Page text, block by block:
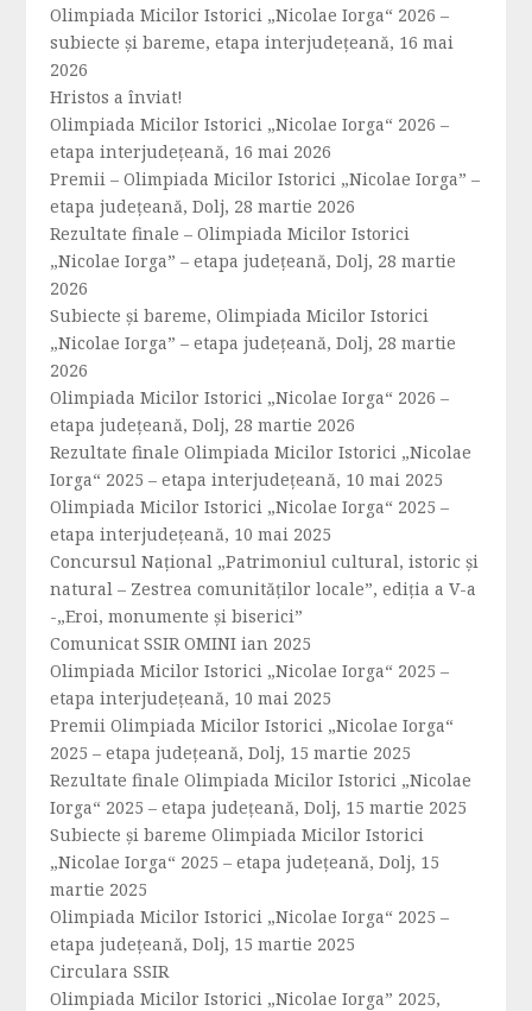
Olimpiada Micilor Istorici „Nicolae Iorga“ 2026 –
subiecte și bareme, etapa interjudețeană, 16 mai
2026
Hristos a înviat!
Olimpiada Micilor Istorici „Nicolae Iorga“ 2026 –
etapa interjudețeană, 16 mai 2026
Premii – Olimpiada Micilor Istorici „Nicolae Iorga” –
etapa județeană, Dolj, 28 martie 2026
Rezultate finale – Olimpiada Micilor Istorici
„Nicolae Iorga” – etapa județeană, Dolj, 28 martie
2026
Subiecte și bareme, Olimpiada Micilor Istorici
„Nicolae Iorga” – etapa județeană, Dolj, 28 martie
2026
Olimpiada Micilor Istorici „Nicolae Iorga“ 2026 –
etapa județeană, Dolj, 28 martie 2026
Rezultate finale Olimpiada Micilor Istorici „Nicolae
Iorga“ 2025 – etapa interjudețeană, 10 mai 2025
Olimpiada Micilor Istorici „Nicolae Iorga“ 2025 –
etapa interjudețeană, 10 mai 2025
Concursul Național „Patrimoniul cultural, istoric și
natural – Zestrea comunităților locale”, ediția a V-a
-„Eroi, monumente și biserici”
Comunicat SSIR OMINI ian 2025
Olimpiada Micilor Istorici „Nicolae Iorga“ 2025 –
etapa interjudeţeană, 10 mai 2025
Premii Olimpiada Micilor Istorici „Nicolae Iorga“
2025 – etapa județeană, Dolj, 15 martie 2025
Rezultate finale Olimpiada Micilor Istorici „Nicolae
Iorga“ 2025 – etapa județeană, Dolj, 15 martie 2025
Subiecte și bareme Olimpiada Micilor Istorici
„Nicolae Iorga“ 2025 – etapa județeană, Dolj, 15
martie 2025
Olimpiada Micilor Istorici „Nicolae Iorga“ 2025 –
etapa județeană, Dolj, 15 martie 2025
Circulara SSIR
Olimpiada Micilor Istorici „Nicolae Iorga” 2025,